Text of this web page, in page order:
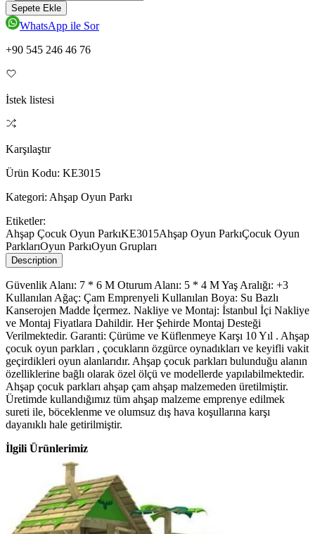
Sepete Ekle
WhatsApp ile Sor
+90 545 246 46 76
İstek listesi
Karşılaştır
Ürün Kodu: KE3015
Kategori: Ahşap Oyun Parkı
Etiketler:
Ahşap Çocuk Oyun ParkıKE3015Ahşap Oyun ParkıÇocuk Oyun
ParklarıOyun ParkıOyun Grupları
Description
Güvenlik Alanı: 7 * 6 M Oturum Alanı: 5 * 4 M Yaş Aralığı: +3
Kullanılan Ağaç: Çam Emprenyeli Kullanılan Boya: Su Bazlı
Kanserojen Madde İçermez. Nakliye ve Montaj: İstanbul İçi Nakliye
ve Montaj Fiyatlara Dahildir. Her Şehirde Montaj Desteği
Verilmektedir. Garanti: Çürüme ve Küflenmeye Karşı 10 Yıl . Ahşap
çocuk oyun parkları , çocukların özgürce oynadıkları ve keyifli vakit
geçirdikleri oyun alanlarıdır. Ahşap çocuk parkları bulunduğu alanın
özelliklerine bağlı olarak özel ölçü ve modellerde yapılabilmektedir.
Ahşap çocuk parkları ahşap çam ahşap malzemeden üretilmiştir.
Üretimde kullandığımız tüm ahşap malzeme emprenye edilmek
sureti ile, böceklenme ve olumsuz dış hava koşullarına karşı
dayanıklı hale getirilmiştir.
İlgili Ürünlerimiz